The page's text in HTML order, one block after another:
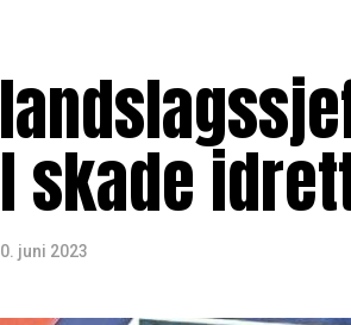
skade
juni 2023